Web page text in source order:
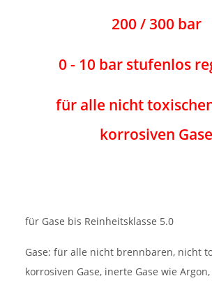
200 / 300 bar
0 - 10 bar stufenlos
für alle nicht
korrosiven Gase
für Gase bis Reinheitsklasse 5.0
Gase: für alle nicht brennbaren, nicht
korrosiven Gase, inerte Gase wie